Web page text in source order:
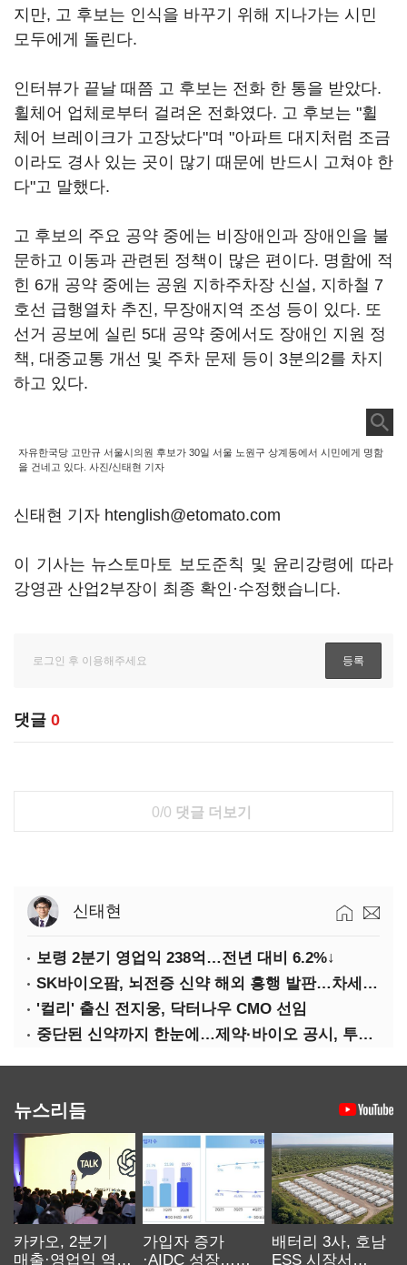
지만, 고 후보는 인식을 바꾸기 위해 지나가는 시민
모두에게 돌린다.
인터뷰가 끝날 때쯤 고 후보는 전화 한 통을 받았다.
휠체어 업체로부터 걸려온 전화였다. 고 후보는 "휠
체어 브레이크가 고장났다"며 "아파트 대지처럼 조금
이라도 경사 있는 곳이 많기 때문에 반드시 고쳐야 한
다"고 말했다.
고 후보의 주요 공약 중에는 비장애인과 장애인을 불
문하고 이동과 관련된 정책이 많은 편이다. 명함에 적
힌 6개 공약 중에는 공원 지하주차장 신설, 지하철 7
호선 급행열차 추진, 무장애지역 조성 등이 있다. 또
선거 공보에 실린 5대 공약 중에서도 장애인 지원 정
책, 대중교통 개선 및 주차 문제 등이 3분의2를 차지
하고 있다.
자유한국당 고만규 서울시의원 후보가 30일 서울 노원구 상계동에서 시민에게 명함
을 건네고 있다. 사진/신태현 기자
신태현 기자 htenglish@etomato.com
이 기사는 뉴스토마토 보도준칙 및 윤리강령에 따라
강영관 산업2부장이 최종 확인·수정했습니다.
댓글 0
0/0 댓글 더보기
신태현
보령 2분기 영업익 238억…전년 대비 6.2%↓
SK바이오팜, 뇌전증 신약 해외 흥행 발판…차세대 신약 개발 속도
'컬리' 출신 전지웅, 닥터나우 CMO 선임
중단된 신약까지 한눈에…제약·바이오 공시, 투명해진다
뉴스리듬
카카오, 2분기
매출·영업익 역대
가입자 증가
·AIDC 성장…
배터리 3사, 호남
ESS 시장서